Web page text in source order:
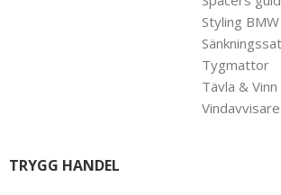
Styling BMW
Tygmattor
Tävla & Vinn
Vindavvisare
TRYGG HANDEL